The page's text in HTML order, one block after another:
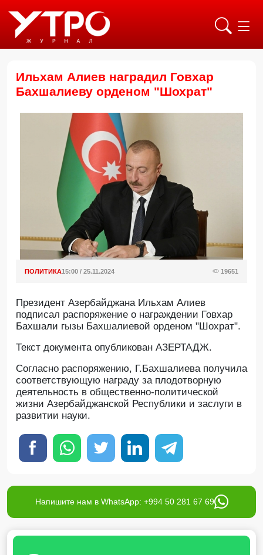
Ильхам Алиев наградил Говхар
Бахшалиеву орденом "Шохрат"
ПОЛИТИКА15:00 / 25.11.2024 19651
Президент Азербайджана Ильхам Алиев
подписал распоряжение о награждении Говхар
Бахшали гызы Бахшалиевой орденом "Шохрат".
Текст документа опубликован АЗЕРТАДЖ.
Согласно распоряжению, Г.Бахшалиева получила
соответствующую награду за плодотворную
деятельность в общественно-политической
жизни Азербайджанской Республики и заслуги в
развитии науки.
Напишите нам в WhatsApp: +994 50 281 67 69